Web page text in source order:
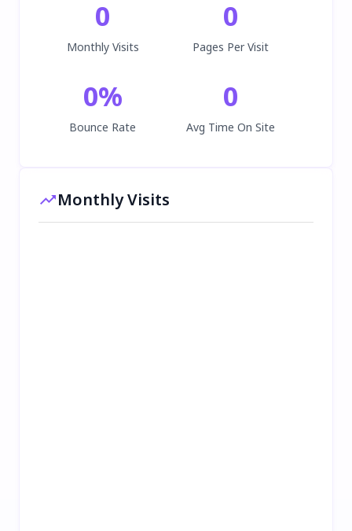
0
Monthly Visits
0
Pages Per Visit
0%
Bounce Rate
0
Avg Time On Site
Monthly Visits